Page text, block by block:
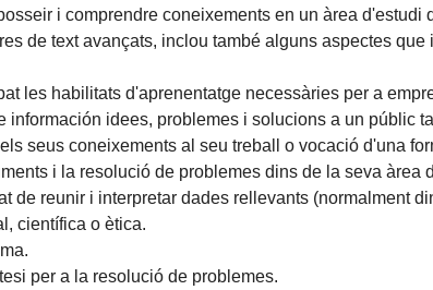
i comprendre coneixements en un àrea
de text avançats, inclou també alguns aspectes
les habilitats d'aprenentatge necessàries per a
información idees, problemes i solucions a un públic
seus coneixements al seu treball o vocació d'una
i la resolució de problemes dins de la seva àrea
de reunir i interpretar dades rellevants (normalment
científica o ètica.
per a la resolució de problemes.